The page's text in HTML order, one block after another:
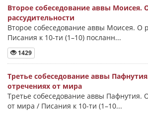
Второе собеседование аввы Моисея.
рассудительности
Второе собеседование аввы Моисея. О
Писания к 10-ти (1–10) посланн...
1429
Третье собеседование аввы
отречениях от мира
Третье собеседование аввы Пафнутия.
от мира / Писания к 10-ти (1–10...